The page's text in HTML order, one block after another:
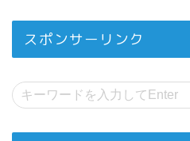
スポンサーリンク